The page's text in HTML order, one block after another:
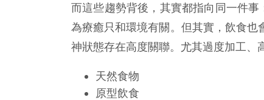
而這些趨勢背後，其實都指向同一件
為療癒只和環境有關。但其實，飲食也
神狀態存在高度關聯。尤其過度加工、
天然食物
原型飲食